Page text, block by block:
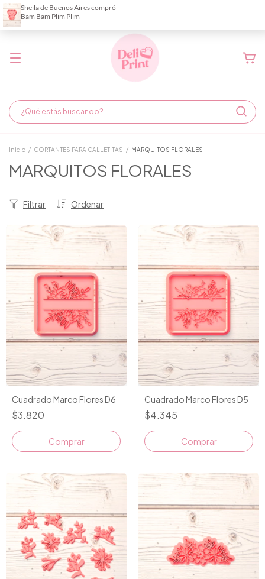
Demora de fabricación hasta 6 días hábiles
Inicio / CORTANTES PARA GALLETITAS / MARQUITOS FLORALES
MARQUITOS FLORALES
Ordenar
Filtrar
Cuadrado Marco Flores D6
$3.820
Comprar
Cuadrado Marco Flores D5
$4.345
Comprar